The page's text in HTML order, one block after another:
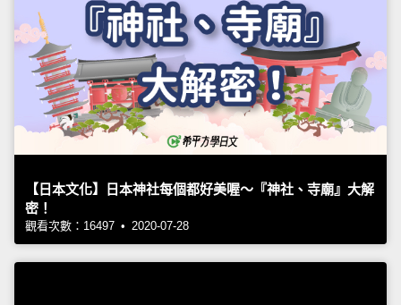
【日本文化】日本神社每個都好美喔～『神社、寺廟』大解
密！
觀看次數：16497 • 2020-07-28